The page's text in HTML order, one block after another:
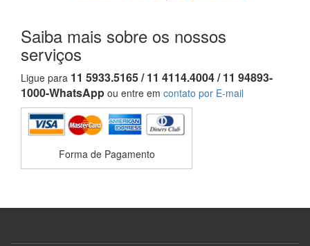
Saiba mais sobre os nossos
serviços
Ligue para 11 5933.5165 / 11 4114.4004 / 11 94893-
1000-WhatsApp ou entre em contato por E-mail
Forma de Pagamento